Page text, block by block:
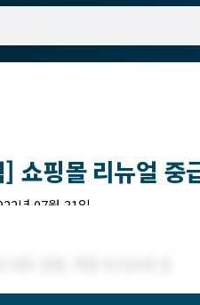
쇼핑몰 리뉴얼 중
년 07월 31일